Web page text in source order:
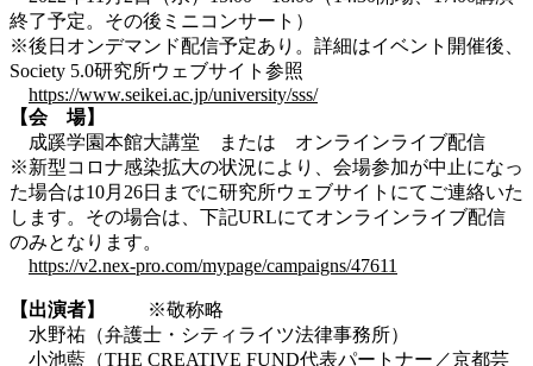
終了予定。その後ミニコンサート）
※後日オンデマンド配信予定あり。詳細はイベント開催後、
Society 5.0研究所ウェブサイト参照
https://www.seikei.ac.jp/university/sss/
【会 場】
成蹊学園本館大講堂 または オンラインライブ配信
※新型コロナ感染拡大の状況により、会場参加が中止になっ
た場合は10月26日までに研究所ウェブサイトにてご連絡いた
します。その場合は、下記URLにてオンラインライブ配信
のみとなります。
https://v2.nex-pro.com/mypage/campaigns/47611
【出演者】
※敬称略
水野祐（弁護士・シティライツ法律事務所）
小池藍（THE CREATIVE FUND代表パートナー／京都芸